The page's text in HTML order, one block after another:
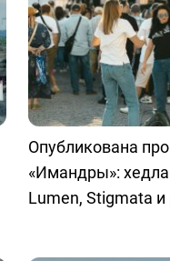
Опубликована
«Имандры»:
Lumen, Stigmata